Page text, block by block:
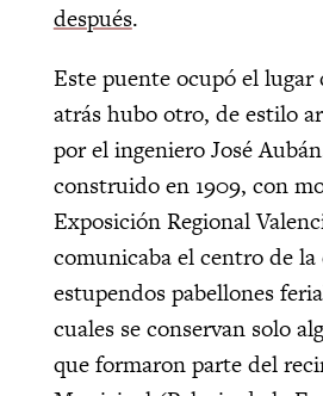
después.
Este puente ocupó el lugar
atrás hubo otro, de estilo
por el ingeniero José
construido en 1909, con
Exposición Regional
comunicaba el centro de
estupendos pabellones
cuales se conservan solo
que formaron parte del